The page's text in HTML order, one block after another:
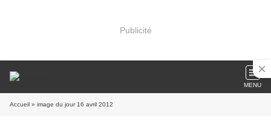
Publicité
MENU
Accueil » image du jour 16 avril 2012